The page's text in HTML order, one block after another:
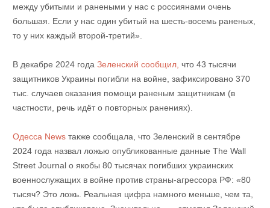
между убитыми и ранеными у нас с россиянами очень
большая. Если у нас один убитый на шесть-восемь раненых,
то у них каждый второй-третий».
В декабре 2024 года Зеленский сообщил, что 43 тысячи
защитников Украины погибли на войне, зафиксировано 370
тыс. случаев оказания помощи раненым защитникам (в
частности, речь идёт о повторных ранениях).
Одесса Newsтакже сообщала, что Зеленский в сентябре
2024 года назвал ложью опубликованные данные The Wall
Street Journal о якобы 80 тысячах погибших украинских
военнослужащих в войне против страны-агрессора РФ: «80
тысяч? Это ложь. Реальная цифра намного меньше, чем та,